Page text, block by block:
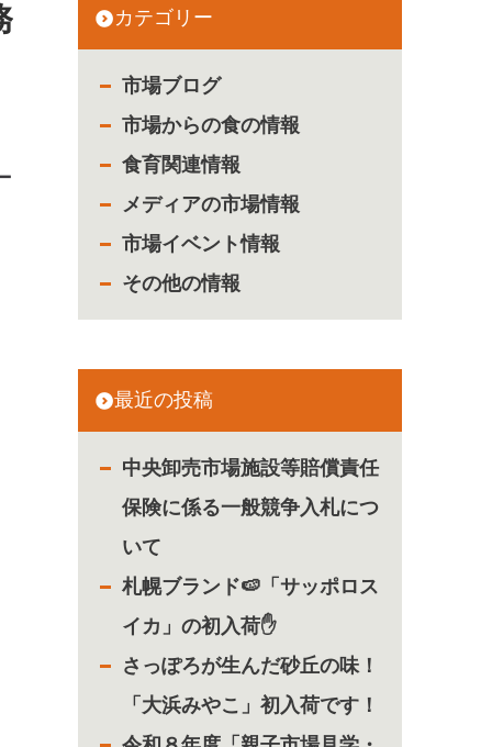
カテゴリー
市場ブログ
市場からの食の情報
食育関連情報
メディアの市場情報
市場イベント情報
その他の情報
最近の投稿
中央卸売市場施設等賠償責任
保険に係る一般競争入札につ
いて
札幌ブランド🍉「サッポロス
イカ」の初入荷✋
さっぽろが生んだ砂丘の味！
「大浜みやこ」初入荷です！